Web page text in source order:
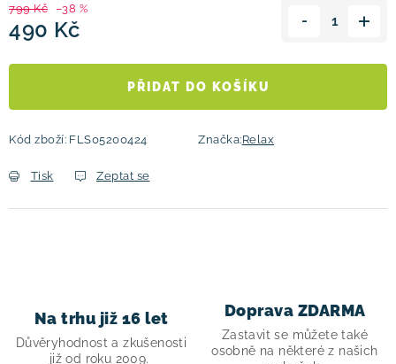
799 Kč –38 %
490 Kč
PŘIDAT DO KOŠÍKU
Kód zboží: FLS05200424 Značka:Relax
Tisk Zeptat se
Na trhu již 16 let
Důvěryhodnost a zkušenosti
již od roku 2009.
Doprava ZDARMA
Zastavit se můžete také
osobně na některé z našich